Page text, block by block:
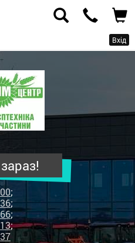
Вхід
;
;
;
;